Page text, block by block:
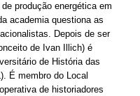
produção energética em
academia questiona as
Depois de ser
de Ivan Illich) é
de História das
É membro do Local
de historiadores